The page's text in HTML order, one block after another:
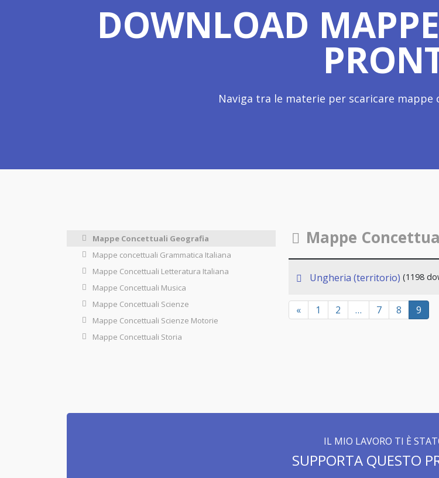
DOWNLOAD
Naviga tra le materie per scaricare
Mappe Concettuali Geografia
Mappe concettuali Grammatica Italiana
Mappe Concettuali Letteratura Italiana
Mappe Concettuali Musica
Mappe Concettuali Scienze
Mappe Concettuali Scienze Motorie
Mappe Concettuali Storia
Cartella
Mappe
p
f
Ungheria (territorio) (1198
« 1 2 … 7 8 9
IL MIO LAVORO TI È
SUPPORTA QUESTO